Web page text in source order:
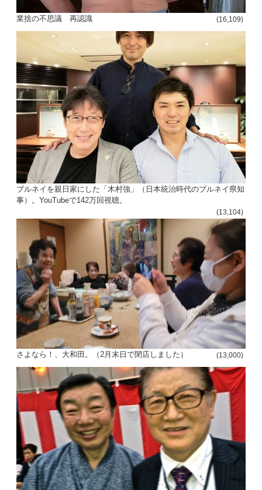
業捨の不思議 再認識 (16,109)
ブルネイを親日家にした「木村強」（日本統治時代のブルネイ県知
事）。YouTubeで142万回視聴。
(13,104)
さよなら！、大和田。（2月末日で閉店しました） (13,000)